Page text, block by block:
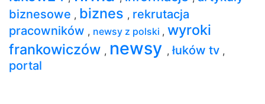
biznesowe , biznes , rekrutacja
pracowników , newsy z polski , wyroki
frankowiczów , newsy , łuków tv ,
portal